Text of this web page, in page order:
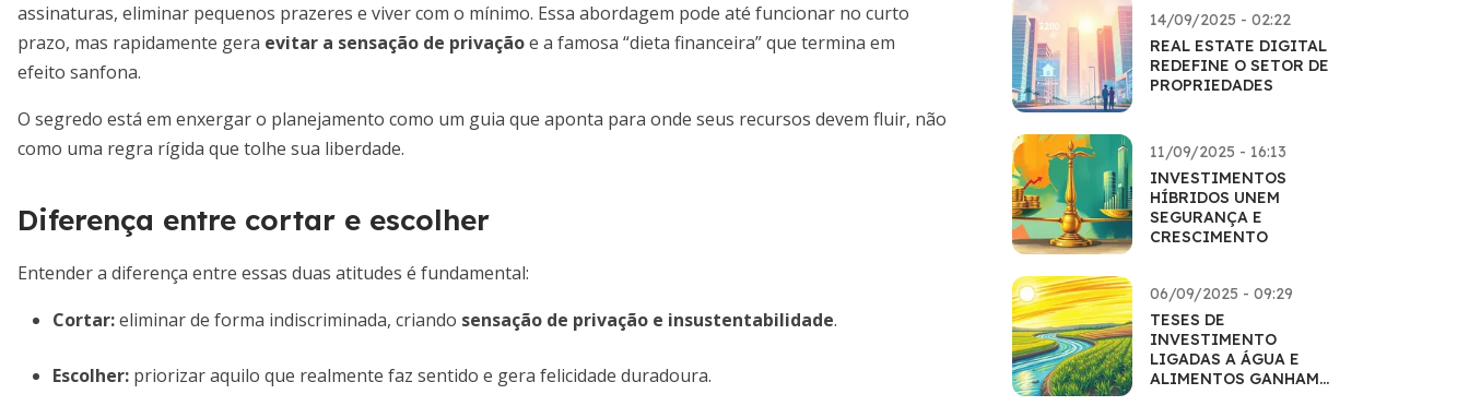
assinaturas, eliminar pequenos prazeres e viver com o mínimo. Essa abordagem pode até funcionar no curto
prazo, mas rapidamente gera evitar a sensação de privaçãoe a famosa “dieta financeira” que termina em
efeito sanfona.
O segredo está em enxergar o planejamento como um guia que aponta para onde seus recursos devem fluir, não
como uma regra rígida que tolhe sua liberdade.
Diferença entre cortar e escolher
Entender a diferença entre essas duas atitudes é fundamental:
Cortar:eliminar de forma indiscriminada, criando sensação de privação e insustentabilidade.
Escolher: priorizar aquilo que realmente faz sentido e gera felicidade duradoura.
14/09/2025 - 02:22
REAL ESTATE DIGITAL
REDEFINE O SETOR DE
PROPRIEDADES
11/09/2025 - 16:13
INVESTIMENTOS
HÍBRIDOS UNEM
SEGURANÇA E
CRESCIMENTO
06/09/2025 - 09:29
TESES DE
INVESTIMENTO
LIGADAS A ÁGUA E
ALIMENTOS GANHAM